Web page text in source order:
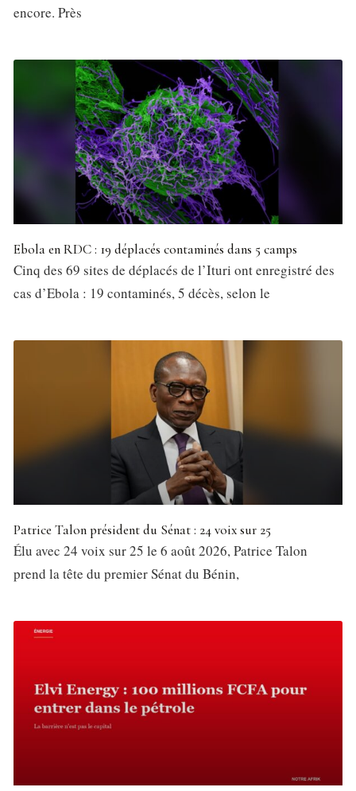
encore. Près
Ebola en RDC : 19 déplacés contaminés dans 5 camps
Cinq des 69 sites de déplacés de l’Ituri ont enregistré des
cas d’Ebola : 19 contaminés, 5 décès, selon le
Patrice Talon président du Sénat : 24 voix sur 25
Élu avec 24 voix sur 25 le 6 août 2026, Patrice Talon
prend la tête du premier Sénat du Bénin,